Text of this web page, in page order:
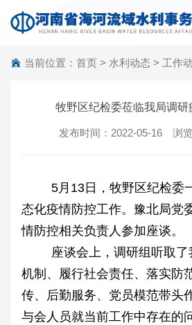
当前位置： 首页 > 水利动态 > 工作
牧野区纪检委莅临我局调研
发布时间：2022-05-16 浏
5月13日，牧野区纪检委
态化疫情防控工作。豫北局党
情防控相关负责人参加座谈。
座谈会上，调研组听取
机制、履行社会责任、落实防
传、后勤服务、党员模范带头
与会人员就当前工作中存在的